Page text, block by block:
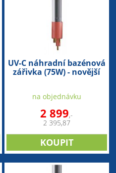
UV-C náhradní bazénová
zářivka (75W) - novější
na objednávku
2 899,-
2 395,87